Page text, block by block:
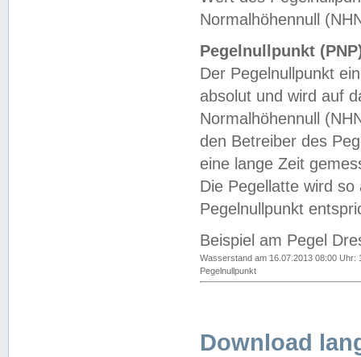
Normalhöhennull
Pegelnullpunkt
Der Pegelnullpunkt
absolut und wird auf
Normalhöhennull
den Betreiber des
eine lange Zeit
Die Pegellatte wird
Pegelnullpunkt
Beispiel am Pegel
Wasserstand am 16.07.2013 08:00 Uhr:
Pegelnullpunkt
Download